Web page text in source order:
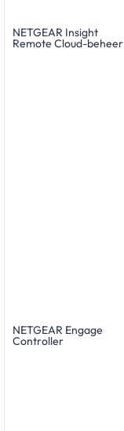
NETGEAR Insight
Remote Cloud-beheer
NETGEAR Engage
Controller